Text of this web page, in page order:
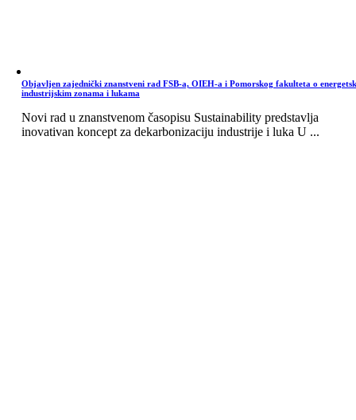
Objavljen zajednički znanstveni rad FSB-a, OIEH-a i Pomorskog fakulteta o
industrijskim zonama i lukama
Novi rad u znanstvenom časopisu Sustainability predstavlja
inovativan koncept za dekarbonizaciju industrije i luka U ...